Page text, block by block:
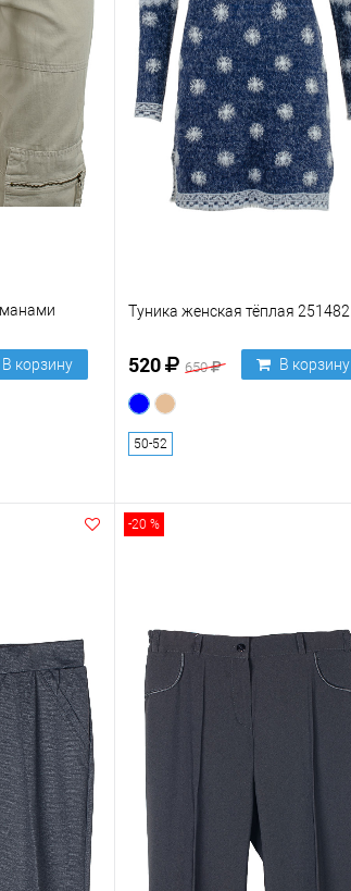
В корзину
Туника женская тёплая 251482
520 650 В корзину
50-52
-20 %